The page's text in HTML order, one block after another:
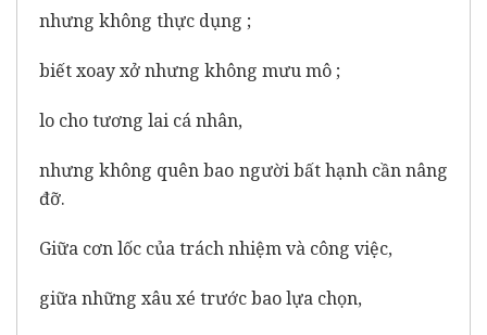
nhưng không thực dụng ;
biết xoay xở nhưng không mưu mô ;
lo cho tương lai cá nhân,
nhưng không quên bao người bất hạnh cần nâng
đỡ.
Giữa cơn lốc của trách nhiệm và công việc,
giữa những xâu xé trước bao lựa chọn,